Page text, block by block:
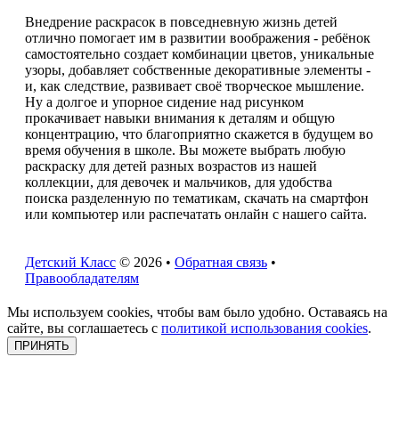
Внедрение раскрасок в повседневную жизнь детей
отлично помогает им в развитии воображения - ребёнок
самостоятельно создает комбинации цветов, уникальные
узоры, добавляет собственные декоративные элементы -
и, как следствие, развивает своё творческое мышление.
Ну а долгое и упорное сидение над рисунком
прокачивает навыки внимания к деталям и общую
концентрацию, что благоприятно скажется в будущем во
время обучения в школе. Вы можете выбрать любую
раскраску для детей разных возрастов из нашей
коллекции, для девочек и мальчиков, для удобства
поиска разделенную по тематикам, скачать на смартфон
или компьютер или распечатать онлайн с нашего сайта.
Детский Класс © 2026 • Обратная связь •
Правообладателям
Мы используем cookies, чтобы вам было удобно. Оставаясь на
сайте, вы соглашаетесь с политикой использования cookies.
ПРИНЯТЬ